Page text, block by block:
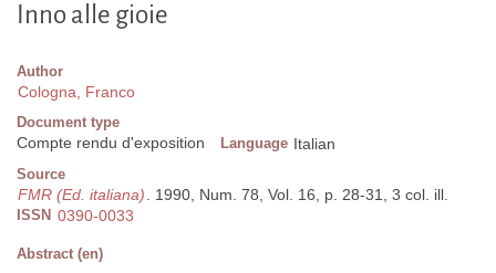
Inno alle gioie
Author
Cologna, Franco
Document type
Compte rendu d'exposition Language Italian
Source
FMR (Ed. italiana). 1990, Num. 78, Vol. 16, p. 28-31, 3 col. ill.
ISSN 0390-0033
Abstract (en)